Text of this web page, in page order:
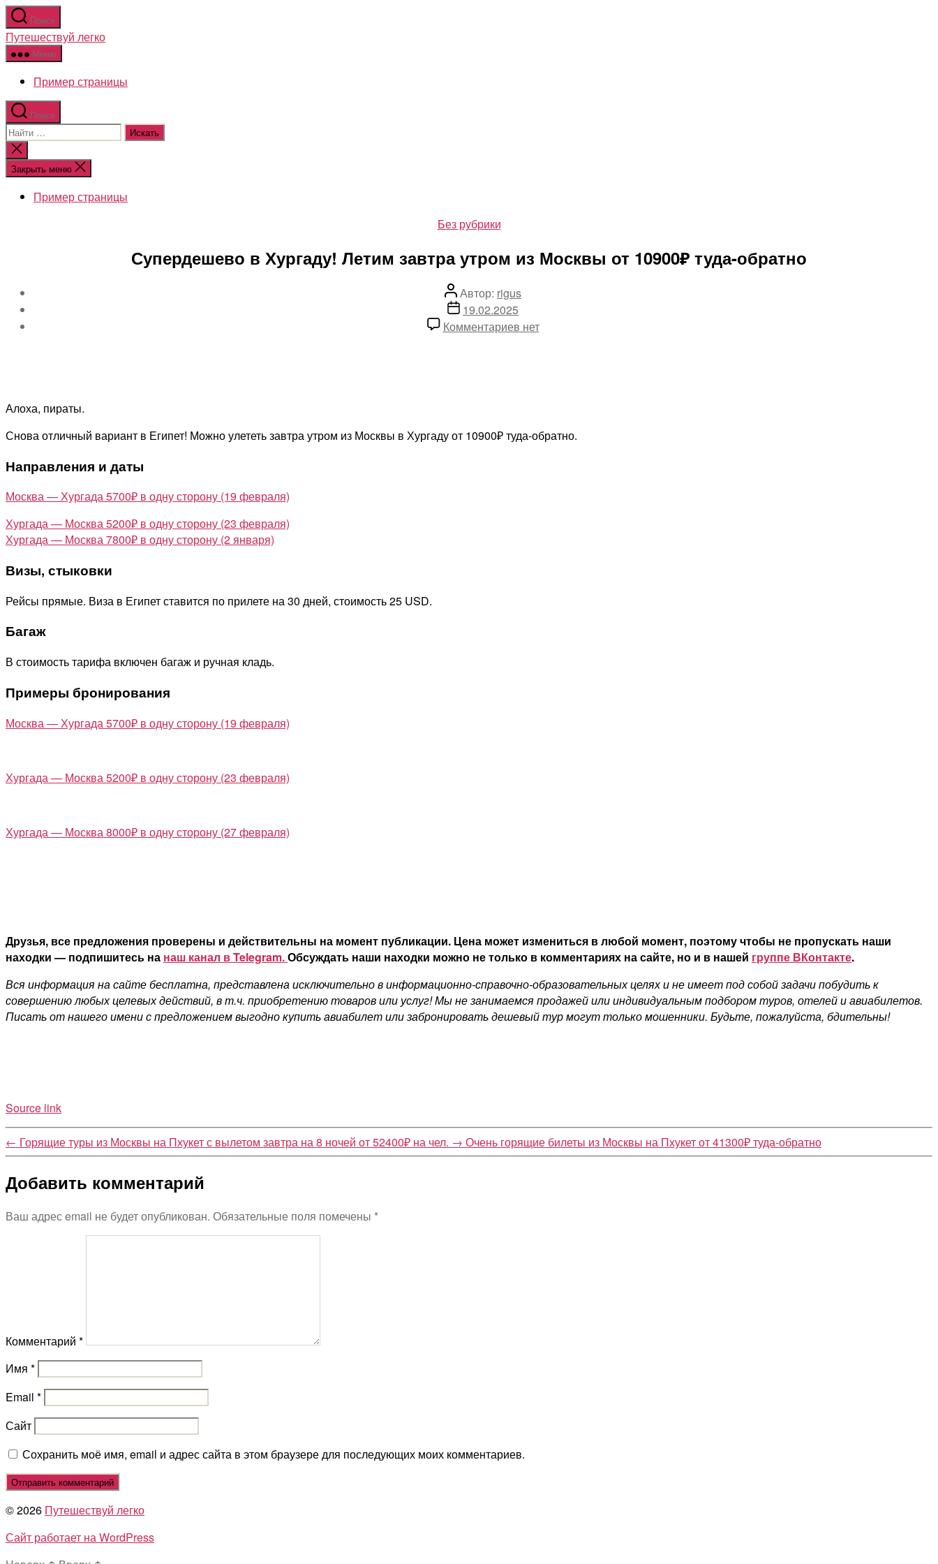
Перейти
к
содержимому
Поиск
Путешествуй легко
Меню
Пример страницы
Поиск
Поиск:
Закрыть
поиск
Закрыть меню
Пример страницы
Рубрики
Без рубрики
Супердешево в Хургаду! Летим завтра утром из Москвы от 10900₽ туда-обратно
Автор
записи
Автор: rigus
Дата
записи
19.02.2025
Комментариевк
утром
нет
Алоха, пираты.
Снова отличный вариант в Египет! Можно улететь завтра утром из Москвы в Хургаду от 10900₽ туда-обратно.
Направления и даты
Москва — Хургада 5700₽ в одну сторону (19 февраля)
Хургада — Москва 5200₽ в одну сторону (23 февраля)
Хургада — Москва 7800₽ в одну сторону (2 января)
Визы, стыковки
Рейсы прямые. Виза в Египет ставится по прилете на 30 дней, стоимость 25 USD.
Багаж
В стоимость тарифа включен багаж и ручная кладь.
Примеры бронирования
Москва — Хургада 5700₽ в одну сторону (19 февраля)
Хургада — Москва 5200₽ в одну сторону (23 февраля)
Хургада — Москва 8000₽ в одну сторону (27 февраля)
Друзья, все предложения проверены и действительны на момент публикации. Цена может измениться в любой момент, поэтому чтобы не пропускать наши
находки — подпишитесь на наш канал в Telegram.Обсуждать наши находки можно не только в комментариях на сайте, но и в нашей группе ВКонтакте.
Вся информация на сайте бесплатна, представлена исключительно в информационно-справочно-образовательных целях и не имеет под собой задачи побудить к
совершению любых целевых действий, в т.ч. приобретению товаров или услуг! Мы не занимаемся продажей или индивидуальным подбором туров, отелей и авиабилетов.
Писать от нашего имени с предложением выгодно купить авиабилет или забронировать дешевый тур могут только мошенники. Будьте, пожалуйста, бдительны!
Source link
← Горящие туры из Москвы на Пхукет с вылетом завтра на 8 ночей от 52400₽ на чел. → Очень горящие билеты из Москвы на Пхукет от 41300₽ туда-обратно
Добавить комментарий
Ваш адрес email не будет опубликован. Обязательные поля помечены *
Комментарий *
Имя *
Email *
Сайт
Сохранить моё имя, email и адрес сайта в этом браузере для последующих моих комментариев.
© 2026 Путешествуй легко
Сайт работает на WordPress